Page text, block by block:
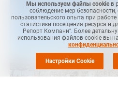
Мы используем файлы cookie в
соблюдение мер
пользовательского опыта при
статистики посещения ресурса и
Репорт Компани”. Более
использования файлов cookie вы
Настройки Cookie